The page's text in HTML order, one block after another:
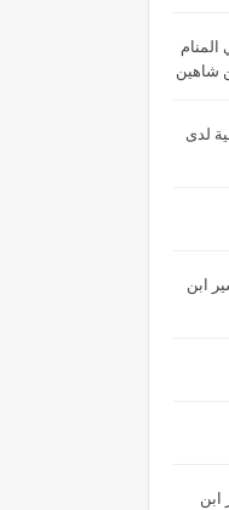
شاهين
لدى
ابن
ابن